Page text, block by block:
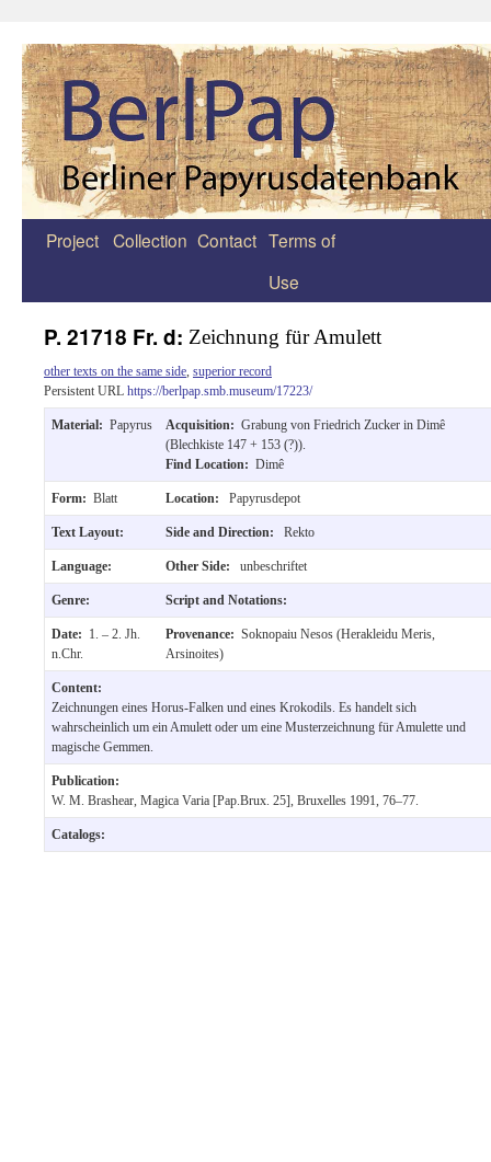
Zum
Project Collection Contact Terms of
Use
P. 21718 Fr. d: Zeichnung für Amulett
other texts on the same side superior record
Persistent URL https://berlpap.smb.museum/17223/
Material: Papyrus Acquisition: Grabung von Friedrich Zucker in Dimê
(Blechkiste 147 + 153 (?)).
Find Location: Dimê
Form: Blatt Location: Papyrusdepot
Text Layout: Side and Direction: Rekto
Language: Other Side: unbeschriftet
Genre: Script and Notations:
Date: 1. – 2. Jh.
n.Chr.
Provenance: Soknopaiu Nesos (Herakleidu Meris,
Arsinoites)
Content:
Zeichnungen eines Horus-Falken und eines Krokodils. Es handelt sich
wahrscheinlich um ein Amulett oder um eine Musterzeichnung für Amulette und
magische Gemmen.
Publication:
W. M. Brashear, Magica Varia [Pap.Brux. 25], Bruxelles 1991, 76–77.
Catalogs: